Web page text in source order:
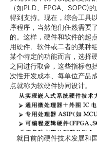
（如PLD、FPGA、SOPC)
得到支持。现在，综合工具
序程序，当然他们任然需要
的。这样，硬件和软件的起
用硬件、软件或二者的某种
某个特定的功能而言，选择
之间进行取舍，这些指标包
次性开发成本、每单位产品
点就称为软硬件协同设计。
就目前的硬件技术发展和